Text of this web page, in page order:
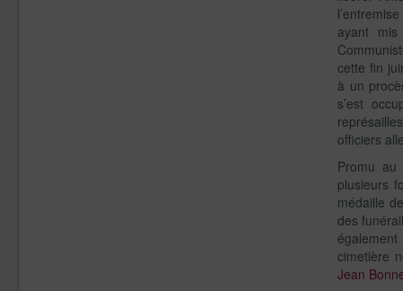
ayant
cette fin
à un
s’est
officiers
Promu
plusieurs
médaille
des
cimetière
Jean